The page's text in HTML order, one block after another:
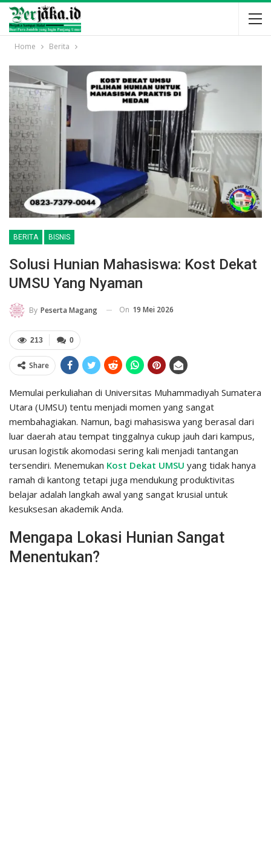
Home Berita
BERITA BISNIS
Solusi Hunian Mahasiswa: Kost Dekat
UMSU Yang Nyaman
By Peserta Magang On 19 Mei 2026
0
213
Share
Memulai perkuliahan di Universitas Muhammadiyah Sumatera
Utara (UMSU) tentu menjadi momen yang sangat
membahagiakan. Namun, bagi mahasiswa yang berasal dari
luar daerah atau tempat tinggalnya cukup jauh dari kampus,
urusan logistik akomodasi sering kali menjadi tantangan
tersendiri. Menemukan Kost Dekat UMSU yang tidak hanya
ramah di kantong tetapi juga mendukung produktivitas
belajar adalah langkah awal yang sangat krusial untuk
kesuksesan akademik Anda.
Mengapa Lokasi Hunian Sangat
Menentukan?